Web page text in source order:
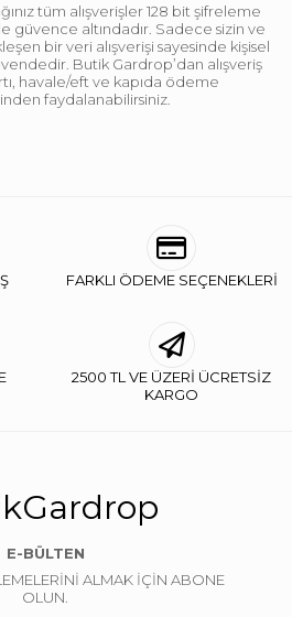
tüm alışverişler 128 bit şifreleme
güvence altındadır. Sadece sizin ve
bir veri alışverişi sayesinde kişisel
Butik Gardrop’dan alışveriş
havale/eft ve kapıda ödeme
faydalanabilirsiniz.
FARKLI ÖDEME SEÇENEKLERİ
2500 TL VE ÜZERİ ÜCRETSİZ
KARGO
E-BÜLTEN
ALMAK İÇİN ABONE
OLUN.